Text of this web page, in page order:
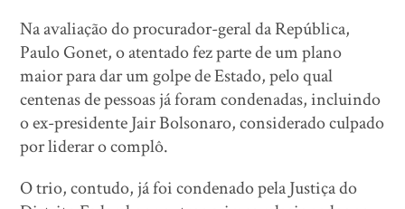
Na avaliação do procurador-geral da República,
Paulo Gonet, o atentado fez parte de um plano
maior para dar um golpe de Estado, pelo qual
centenas de pessoas já foram condenadas, incluindo
o ex-presidente Jair Bolsonaro, considerado culpado
por liderar o complô.
O trio, contudo, já foi condenado pela Justiça do